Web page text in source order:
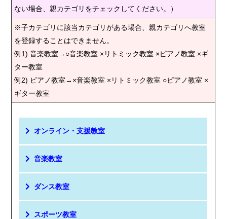
ない場合、親カテゴリをチェックしてください。）
※子カテゴリに該当カテゴリがある場合、親カテゴリへ教室
を登録することはできません。
例1) 音楽教室→○音楽教室 ×リトミック教室 ×ピアノ教室 ×ギ
ター教室
例2) ピアノ教室→×音楽教室 ×リトミック教室 ○ピアノ教室 ×
ギター教室
オンライン・支援教室
音楽教室
ダンス教室
スポーツ教室